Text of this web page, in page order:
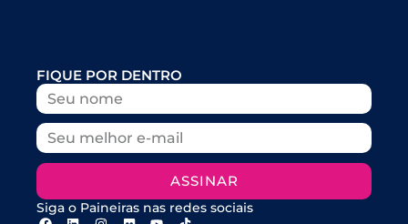
FIQUE POR DENTRO
ASSINAR
Siga o Paineiras nas redes sociais